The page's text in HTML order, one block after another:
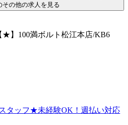
その他の求人を見る
★】100満ボルト松江本店/KB6
タッフ★未経験OK！週払い対応